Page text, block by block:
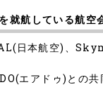
就航している航空
日本航空)、
エアドゥ)との共